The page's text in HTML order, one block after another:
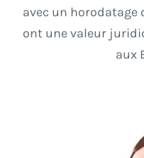
avec un horodatage
ont une valeur
aux